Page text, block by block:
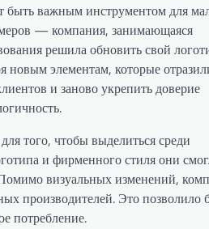
быть важным инструментом для
— компания, занимающаяся
решила обновить свой
новым элементам, которые
и заново укрепить доверие
того, чтобы выделиться среди
и фирменного стиля они
визуальных изменений,
производителей. Это позволило
потребление.